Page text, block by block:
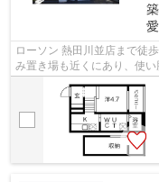
ローソン 熱田川並店まで徒
み置き場も近くにあり、使い
カードでお支払いいただけま